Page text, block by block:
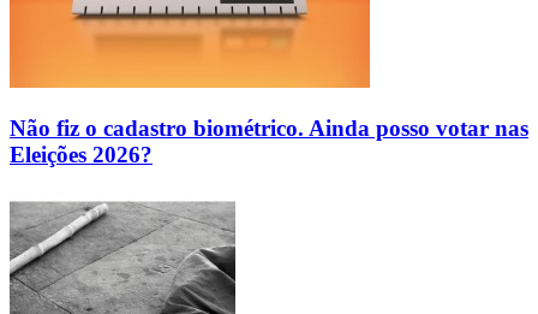
Não fiz o cadastro biométrico. Ainda posso votar nas
Eleições 2026?